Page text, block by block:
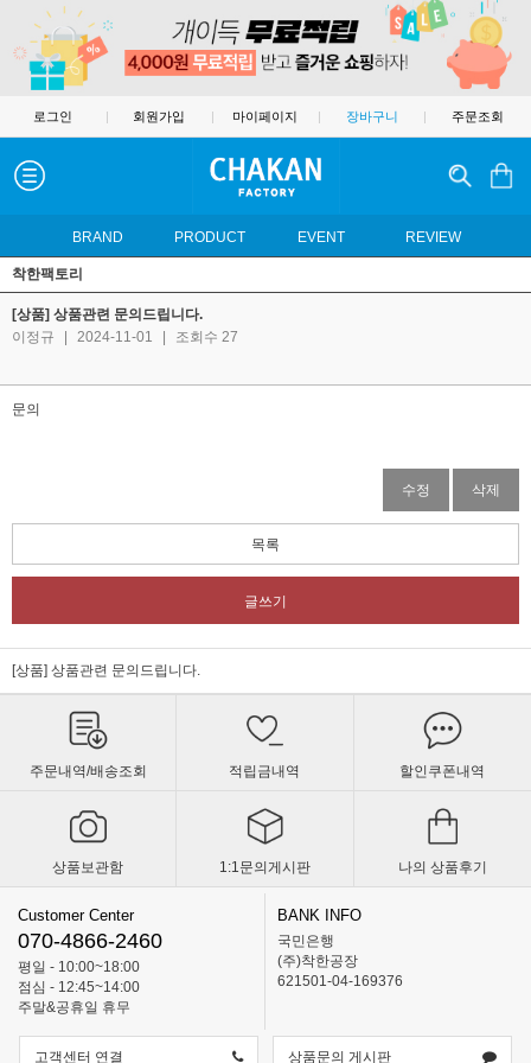
로그인 | 회원가입 | 마이페이지 | 장바구니 | 주문조회
BRAND PRODUCT EVENT REVIEW
착한팩토리
[상품] 상품관련 문의드립니다.
이정규
| 2024-11-01 | 조회수 27
문의
수정 삭제
목록
글쓰기
[상품] 상품관련 문의드립니다.
주문내역/배송조회 적립금내역 할인쿠폰내역
상품보관함 1:1문의게시판 나의 상품후기
Customer Center
070-4866-2460
평일 - 10:00~18:00
점심 - 12:45~14:00
주말&공휴일 휴무
BANK INFO
국민은행
(주)착한공장
621501-04-169376
고객센터 연결 상품문의 게시판